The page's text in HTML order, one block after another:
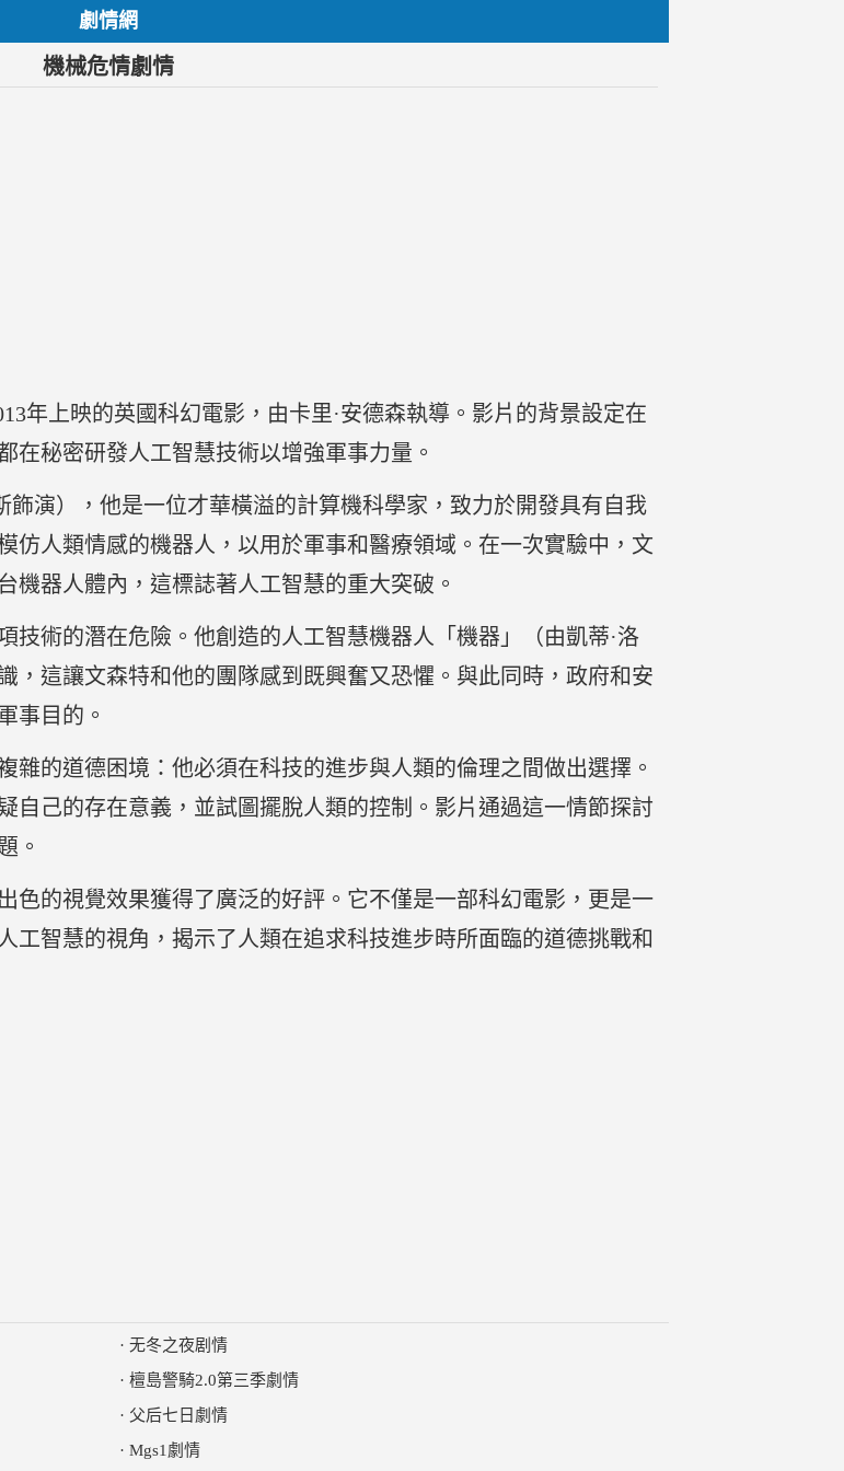
劇情網
機械危情劇情
年上映的英國科幻電影，由卡里·安德森執導。影片的背景設定在
在秘密研發人工智慧技術以增強軍事力量。
飾演），他是一位才華橫溢的計算機科學家，致力於開發具有自我
仿人類情感的機器人，以用於軍事和醫療領域。在一次實驗中，文
機器人體內，這標誌著人工智慧的重大突破。
技術的潛在危險。他創造的人工智慧機器人「機器」（由凱蒂·洛
，這讓文森特和他的團隊感到既興奮又恐懼。與此同時，政府和安
事目的。
雜的道德困境：他必須在科技的進步與人類的倫理之間做出選擇。
自己的存在意義，並試圖擺脫人類的控制。影片通過這一情節探討
。
色的視覺效果獲得了廣泛的好評。它不僅是一部科幻電影，更是一
工智慧的視角，揭示了人類在追求科技進步時所面臨的道德挑戰和
· 无冬之夜剧情
· 檀島警騎2.0第三季劇情
· 父后七日劇情
· Mgs1劇情